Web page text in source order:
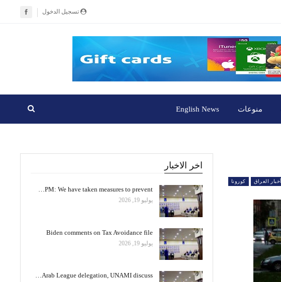
تسجيل الدخول
منوعات English News
أخبار العراق كورونا
اخر الاخبار
PM: We have taken measures to prevent…
يوليو 19, 2026
Biden comments on Tax Avoidance file
يوليو 19, 2026
Arab League delegation, UNAMI discuss…